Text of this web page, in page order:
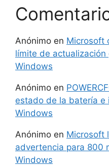
Anónimo en Microsoft
límite de
Windows
Anónimo en
estado de la batería e
Windows
Anónimo en Microsoft
advertencia para 800
Windows